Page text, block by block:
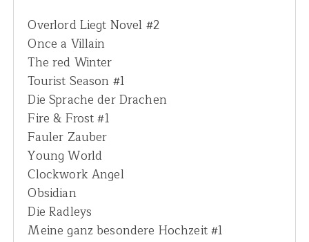
r
:
Overlord Liegt Novel #2
Once a Villain
The red Winter
Tourist Season #1
Die Sprache der Drachen
Fire & Frost #1
Fauler Zauber
Young World
Clockwork Angel
Obsidian
Die Radleys
Meine ganz besondere Hochzeit #1